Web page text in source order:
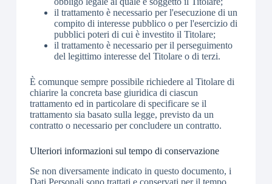
il trattamento è necessario per l'esecuzione di un
compito di interesse pubblico o per l'esercizio di
pubblici poteri di cui è investito il Titolare;
il trattamento è necessario per il perseguimento
del legittimo interesse del Titolare o di terzi.
È comunque sempre possibile richiedere al Titolare di
chiarire la concreta base giuridica di ciascun
trattamento ed in particolare di specificare se il
trattamento sia basato sulla legge, previsto da un
contratto o necessario per concludere un contratto.
Ulteriori informazioni sul tempo di conservazione
Se non diversamente indicato in questo documento, i
Dati Personali sono trattati e conservati per il tempo